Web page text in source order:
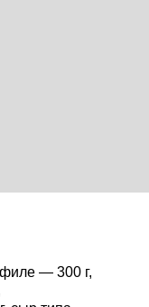
— 300 г,